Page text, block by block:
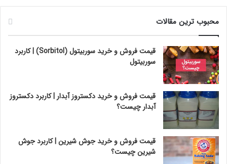
محبوب ترین مقالات
قیمت فروش و خرید سوربیتول (Sorbitol) | کاربرد
سوربیتول
قیمت فروش و خرید دکستروز آبدار | کاربرد دکستروز
آبدار چیست؟
قیمت فروش و خرید جوش شیرین | کاربرد جوش
شیرین چیست؟